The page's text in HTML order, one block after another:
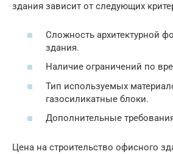
здания зависит от следующих
Сложность архитектурной
здания.
Наличие ограничений по
Тип используемых
газосиликатные блоки.
Дополнительные
Цена на строительство офисного